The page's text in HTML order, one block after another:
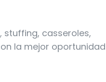
stuffing, casseroles,
la mejor